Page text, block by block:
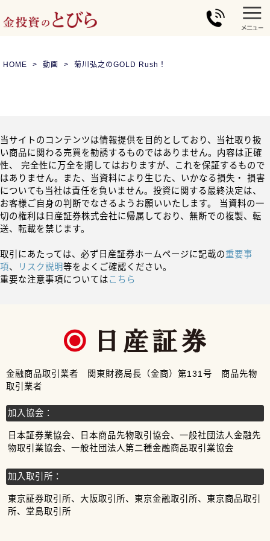
HOME 動画 菊川弘之のGOLD Rush！
当サイトのコンテンツは情報提供を目的としており、当社取り扱
い商品に関わる売買を勧誘するものではありません。内容は正確
性、 完全性に万全を期してはおりますが、これを保証するもので
はありません。また、当資料により生じた、いかなる損失・ 損害
についても当社は責任を負いません。投資に関する最終決定は、
お客様ご自身の判断でなさるようお願いいたします。 当資料の一
切の権利は日産証券株式会社に帰属しており、無断での複製、転
送、転載を禁じます。
取引にあたっては、必ず日産証券ホームページに記載の重要事
項、 リスク説明等をよくご確認ください。
重要な注意事項についてはこちら
金融商品取引業者 関東財務局長（金商）第131号 商品先物
取引業者
加入協会：
日本証券業協会、日本商品先物取引協会、一般社団法人金融先
物取引業協会、一般社団法人第二種金融商品取引業協会
加入取引所：
東京証券取引所、大阪取引所、東京金融取引所、東京商品取引
所、堂島取引所